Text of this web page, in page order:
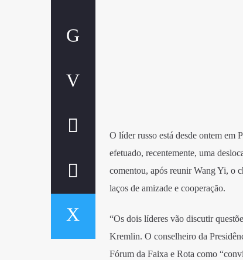
O líder russo está desde ontem em
efetuado, recentemente, uma
comentou, após reunir Wang Yi, o
laços de amizade e cooperação.
“Os dois líderes vão discutir
Kremlin. O conselheiro da
Fórum da Faixa e Rota como